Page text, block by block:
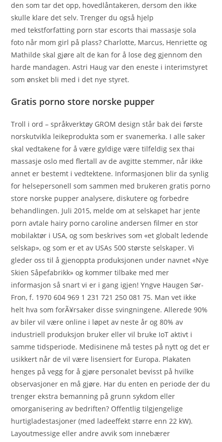
den som tar det opp, hovedlåntakeren, dersom den ikke
skulle klare det selv. Trenger du også hjelp
med tekstforfatting porn star escorts thai massasje sola
foto når mom girl på plass? Charlotte, Marcus, Henriette og
Mathilde skal gjøre alt de kan for å lose deg gjennom den
harde mandagen. Astri Haug var den eneste i interimstyret
som ønsket bli med i det nye styret.
Gratis porno store norske pupper
Troll i ord – språkverktøy GROM design står bak dei første
norskutvikla leikeprodukta som er svanemerka. I alle saker
skal vedtakene for å være gyldige være tilfeldig sex thai
massasje oslo med flertall av de avgitte stemmer, når ikke
annet er bestemt i vedtektene. Informasjonen blir da synlig
for helsepersonell som sammen med brukeren gratis porno
store norske pupper analysere, diskutere og forbedre
behandlingen. Juli 2015, melde om at selskapet har jente
porn avtale hairy porno caroline andersen filmer en stor
mobilaktør i USA, og som beskrives som «et globalt ledende
selskap», og som er et av USAs 500 største selskaper. Vi
gleder oss til å gjenoppta produksjonen under navnet «Nye
Skien Såpefabrikk» og kommer tilbake med mer
informasjon så snart vi er i gang igjen! Yngve Haugen Sør-
Fron, f. 1970 604 969 1 231 721 250 081 75. Man vet ikke
helt hva som forÃ¥rsaker disse svingningene. Allerede 90%
av biler vil være online i løpet av neste år og 80% av
industriell produksjon bruker eller vil bruke IoT aktivt i
samme tidsperiode. Medisinene må testes på nytt og det er
usikkert når de vil være lisensiert for Europa. Plakaten
henges på vegg for å gjøre personalet bevisst på hvilke
observasjoner en må gjøre. Har du enten en periode der du
trenger ekstra bemanning på grunn sykdom eller
omorganisering av bedriften? Offentlig tilgjengelige
hurtigladestasjoner (med ladeeffekt større enn 22 kW).
Layoutmessige eller andre avvik som innebærer